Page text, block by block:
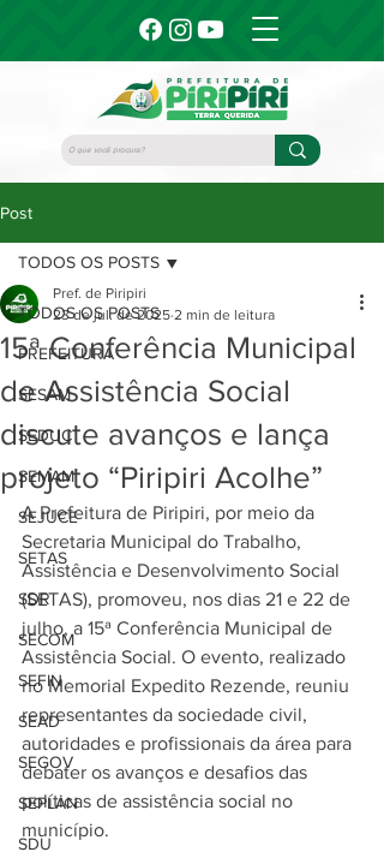
Post
TODOS OS POSTS
PREFEITURA
SESAM
SEDUC
SEMAM
SEJUCE
SETAS
SDR
SECOM
SEFIN
SEAD
SEGOV
SEPLAN
SDU
TODOS OS POSTS
15ª Conferência Municipal
de Assistência Social
discute avanços e lança
projeto “Piripiri Acolhe”
Pref. de Piripiri
23 de jul. de 2025 2 min de leitura
A Prefeitura de Piripiri, por meio da
Secretaria Municipal do Trabalho,
Assistência e Desenvolvimento Social
(SETAS), promoveu, nos dias 21 e 22 de
julho, a 15ª Conferência Municipal de
Assistência Social. O evento, realizado
no Memorial Expedito Rezende, reuniu
representantes da sociedade civil,
autoridades e profissionais da área para
debater os avanços e desafios das
políticas de assistência social no
município.